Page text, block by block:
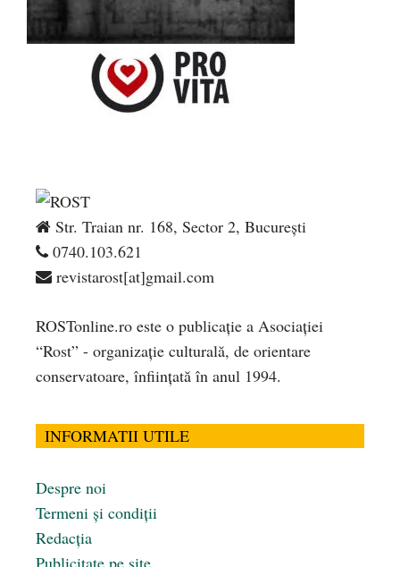
Str. Traian nr. 168, Sector 2, București
0740.103.621
revistarost[at]gmail.com
ROSTonline.ro este o publicaţie a Asociaţiei
“Rost” - organizaţie culturală, de orientare
conservatoare, înfiinţată în anul 1994.
INFORMATII UTILE
Despre noi
Termeni și condiții
Redacția
Publicitate pe site